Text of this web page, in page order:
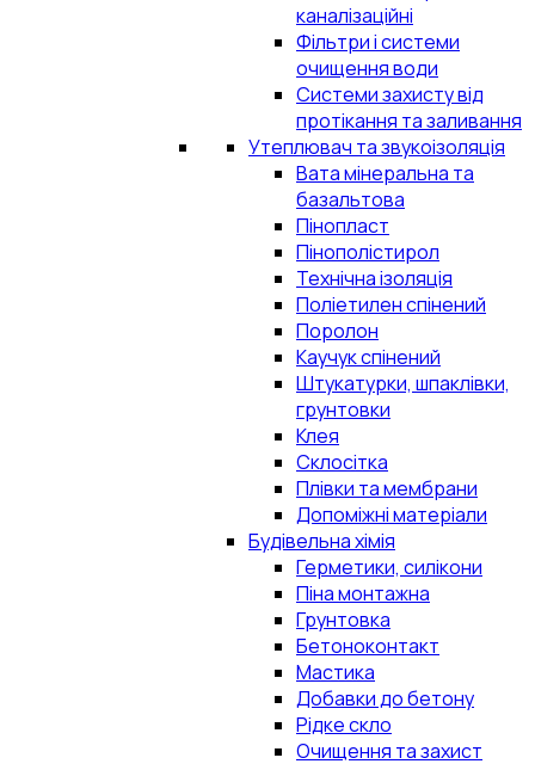
каналізаційні
Фільтри і системи
очищення води
Системи захисту від
протікання та заливання
Утеплювач та звукоізоляція
Вата мінеральна та
базальтова
Пінопласт
Пінополістирол
Технічна ізоляція
Поліетилен спінений
Поролон
Каучук спінений
Штукатурки, шпаклівки,
грунтовки
Клея
Склосітка
Плівки та мембрани
Допоміжні матеріали
Будівельна хімія
Герметики, силікони
Піна монтажна
Грунтовка
Бетоноконтакт
Мастика
Добавки до бетону
Рідке скло
Очищення та захист